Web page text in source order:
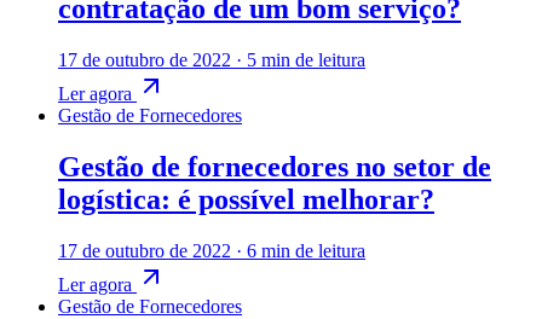
contratação de um bom serviço?
17 de outubro de 2022 · 5 min de leitura
Ler agora
Gestão de Fornecedores
Gestão de fornecedores no setor de
logística: é possível melhorar?
17 de outubro de 2022 · 6 min de leitura
Ler agora
Gestão de Fornecedores